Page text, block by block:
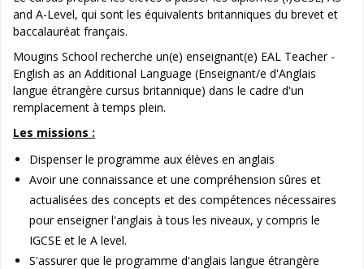
and A-Level, qui sont les équivalents britanniques du brevet et
baccalauréat français.
Mougins School recherche un(e) enseignant(e) EAL Teacher -
English as an Additional Language (Enseignant/e d'Anglais
langue étrangère cursus britannique) dans le cadre d'un
remplacement à temps plein.
Les missions :
Dispenser le programme aux élèves en anglais
Avoir une connaissance et une compréhension sûres et
actualisées des concepts et des compétences nécessaires
pour enseigner l'anglais à tous les niveaux, y compris le
IGCSE et le A level.
S'assurer que le programme d'anglais langue étrangère